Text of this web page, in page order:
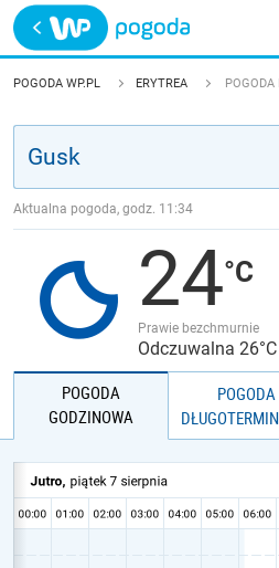
Trwa ładowanie
POLSKA
JAKOŚĆ POWIETRZA
POGODA WP.PL ERYTREA POGODA
Aktualna pogoda, godz. 11:34
24
Prawie bezchmurnie
Odczuwalna 26°C
POGODA
GODZINOWA
POGODA